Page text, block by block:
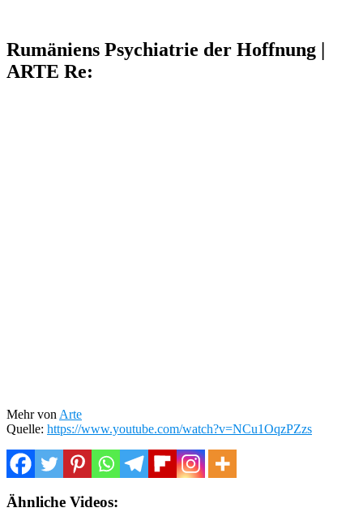
Rumäniens Psychiatrie der Hoffnung |
ARTE Re:
Mehr von Arte
Quelle: https://www.youtube.com/watch?v=NCu1OqzPZzs
Ähnliche Videos: